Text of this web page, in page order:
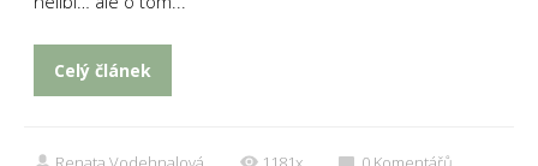
Celý článek